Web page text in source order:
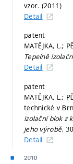
vzor. (2011)
Detail
patent
MATĚJKA, L.;
Tepelně
Detail
patent
MATĚJKA, L.;
technické v
izolační blok z
jeho výrobě.
Detail
2010